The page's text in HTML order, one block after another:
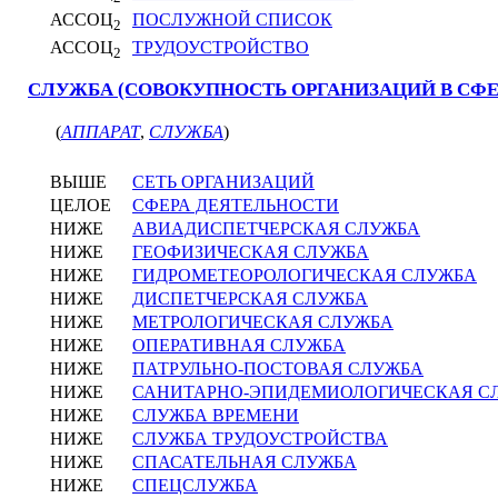
АССОЦ2
ПОСЛУЖНОЙ СПИСОК
АССОЦ2 ТРУДОУСТРОЙСТВО
СЛУЖБА (СОВОКУПНОСТЬ ОРГАНИЗАЦИЙ В
(АППАРАТ, СЛУЖБА)
ВЫШЕ
СЕТЬ ОРГАНИЗАЦИЙ
ЦЕЛОЕ
СФЕРА ДЕЯТЕЛЬНОСТИ
НИЖЕ
АВИАДИСПЕТЧЕРСКАЯ СЛУЖБА
НИЖЕ
ГЕОФИЗИЧЕСКАЯ СЛУЖБА
НИЖЕ
ГИДРОМЕТЕОРОЛОГИЧЕСКАЯ СЛУЖБА
НИЖЕ
ДИСПЕТЧЕРСКАЯ СЛУЖБА
НИЖЕ
МЕТРОЛОГИЧЕСКАЯ СЛУЖБА
НИЖЕ
ОПЕРАТИВНАЯ СЛУЖБА
НИЖЕ
ПАТРУЛЬНО-ПОСТОВАЯ СЛУЖБА
НИЖЕ
САНИТАРНО-ЭПИДЕМИОЛОГИЧЕСКАЯ
НИЖЕ
СЛУЖБА ВРЕМЕНИ
НИЖЕ
СЛУЖБА ТРУДОУСТРОЙСТВА
НИЖЕ
СПАСАТЕЛЬНАЯ СЛУЖБА
НИЖЕ
СПЕЦСЛУЖБА